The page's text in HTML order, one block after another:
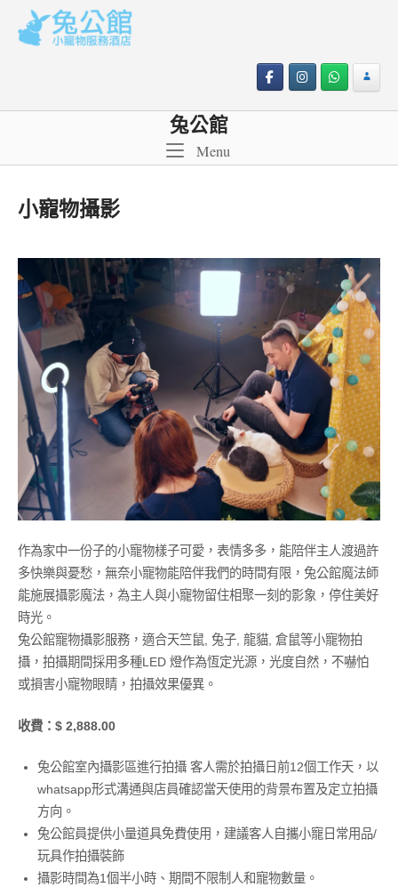
content
兔公館
MenuMenu
小寵物攝影
作為家中一份子的小寵物樣子可愛，表情多多，能陪伴主人渡過許
多快樂與憂愁，無奈小寵物能陪伴我們的時間有限，兔公館魔法師
能施展攝影魔法，為主人與小寵物留住相聚一刻的影象，停住美好
時光。
兔公館寵物攝影服務，適合天竺鼠, 兔子, 龍貓, 倉鼠等小寵物拍
攝，拍攝期間採用多種LED 燈作為恆定光源，光度自然，不嚇怕
或損害小寵物眼睛，拍攝效果優異。
收費：$ 2,888.00
兔公館室內攝影區進行拍攝 客人需於拍攝日前12個工作天，以
whatsapp形式溝通與店員確認當天使用的背景布置及定立拍攝
方向。
兔公館員提供小量道具免費使用，建議客人自攜小寵日常用品/
玩具作拍攝裝飾
攝影時間為1個半小時、期間不限制人和寵物數量。